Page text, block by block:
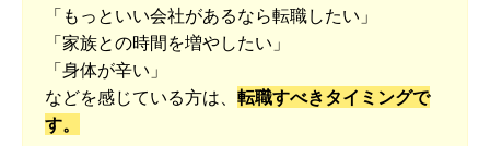
「もっといい会社があるなら転職したい」
「家族との時間を増やしたい」
「身体が辛い」
などを感じている方は、 転職すべきタイミングで
す。